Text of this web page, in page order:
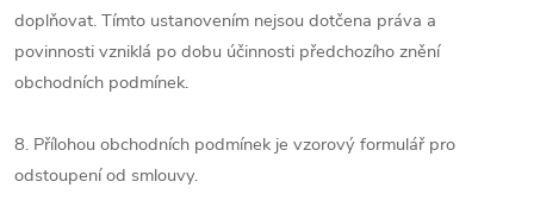
doplňovat. Tímto ustanovením nejsou dotčena práva a
povinnosti vzniklá po dobu účinnosti předchozího znění
obchodních podmínek.
8. Přílohou obchodních podmínek je vzorový formulář pro
odstoupení od smlouvy.